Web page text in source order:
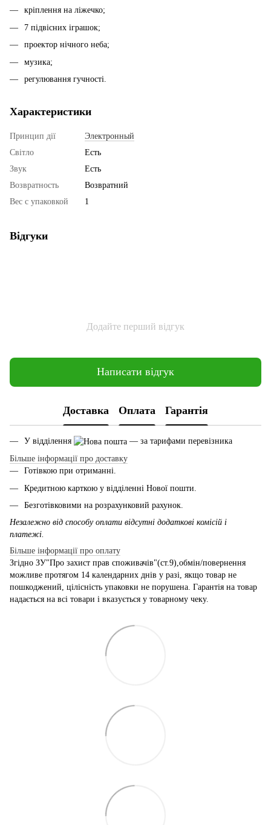
кріплення на ліжечко;
7 підвісних іграшок;
проектор нічного неба;
музика;
регулювання гучності.
Характеристики
Принцип дії
Электронный
Світло
Есть
Звук
Есть
Возвратность
Возвратний
Вес с упаковкой
1
Відгуки
Додайте перший відгук
Написати відгук
Доставка Оплата Гарантія
У відділення
— за тарифами перевізника
Більше інформації про доставку
Готівкою при отриманні.
Кредитною карткою у відділенні Нової пошти.
Безготівковими на розрахунковий рахунок.
Незалежно від способу оплати відсутні додаткові комісій і
платежі.
Більше інформації про оплату
Згідно ЗУ"Про захист прав споживачів"(ст.9),обмін/повернення
можливе протягом 14 календарних днів у разі, якщо товар не
пошкоджений, цілісність упаковки не порушена. Гарантія на товар
надається на всі товари і вказується у товарному чеку.